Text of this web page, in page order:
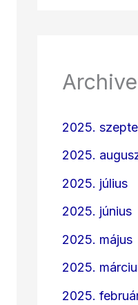
2025.
2025.
2025. július
2025. június
2025. május
2025.
2025.